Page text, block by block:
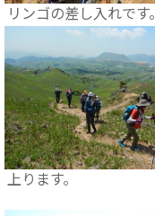
リンゴの差し入れです。
上ります。